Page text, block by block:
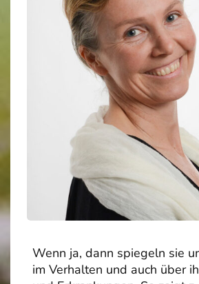
Wenn ja, dann spiegeln sie
im Verhalten und auch über